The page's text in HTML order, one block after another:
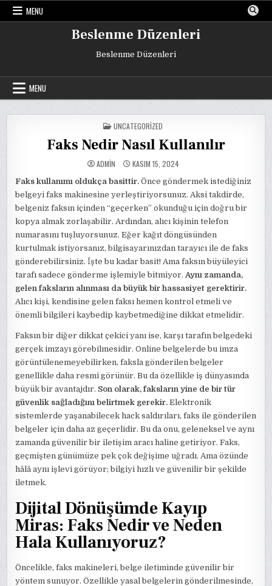
Skip
MENU
Beslenme Düzenleri
Beslenme Düzenleri
MENU
POSTED
IN
UNCATEGORIZED
Faks Nedir Nasıl Kullanılır
ADMIN KASIM 15, 2024
Faks kullanımı oldukça basittir. Önce göndermek istediğiniz
belgeyi faks makinesine yerleştiriyorsunuz. Aksi takdirde,
belgeniz faksın içinden “geçerken” okunduğu için doğru bir
kopya almak zorlaşabilir. Ardından, alıcı kişinin telefon
numarasını tuşluyorsunuz. Eğer kağıt döngüsünden
kurtulmak istiyorsanız, bilgisayarınızdan tarayıcı ile de faks
gönderebilirsiniz. İşte bu kadar basit! Ama faksın büyüleyici
tarafı sadece gönderme işlemiyle bitmiyor.Aynı zamanda,
gelen faksların alınması da büyük bir hassasiyet gerektirir.
Alıcı kişi, kendisine gelen faksı hemen kontrol etmeli ve
önemli bilgileri kaybedip kaybetmediğine dikkat etmelidir.
Faksın bir diğer dikkat çekici yanı ise, karşı tarafın belgedeki
gerçek imzayı görebilmesidir. Online belgelerde bu imza
görüntülenemeyebilirken, faksla gönderilen belgeler
genellikle daha resmi görünür. Bu da özellikle iş dünyasında
büyük bir avantajdır. Son olarak, faksların yine de bir tür
güvenlik sağladığını belirtmek gerekir. Elektronik
sistemlerde yaşanabilecek hack saldırıları, faks ile gönderilen
belgeler için daha az geçerlidir. Bu da onu, geleneksel ve aynı
zamanda güvenilir bir iletişim aracı haline getiriyor. Faks,
geçmişten günümüze pek çok değişime uğradı. Ama özünde
hâlâ aynı işlevi görüyor; bilgiyi hızlı ve güvenilir bir şekilde
iletmek.
Dijital Dönüşümde Kayıp
Miras: Faks Nedir ve Neden
Hala Kullanıyoruz?
Öncelikle, faks makineleri, belge iletiminde güvenilir bir
yöntem sunuyor. Özellikle yasal belgelerin gönderilmesinde,